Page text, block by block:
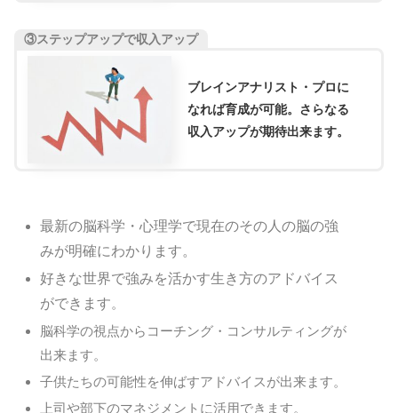
③ステップアップで収入アップ
ブレインアナリスト・プロに
なれば育成が可能。さらなる
収入アップが期待出来ます。
最新の脳科学・心理学で現在のその人の脳の強
みが明確にわかります。
好きな世界で強みを活かす生き方のアドバイス
ができます。
脳科学の視点からコーチング・コンサルティングが
出来ます。
子供たちの可能性を伸ばすアドバイスが出来ます。
上司や部下のマネジメントに活用できます。